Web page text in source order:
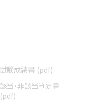
試験成績書 (pdf)
該当・非該当判定書
(pdf)